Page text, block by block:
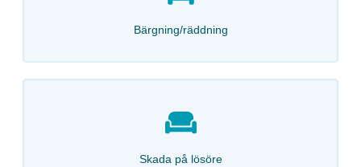
Bärgning/räddning
Skada på lösöre